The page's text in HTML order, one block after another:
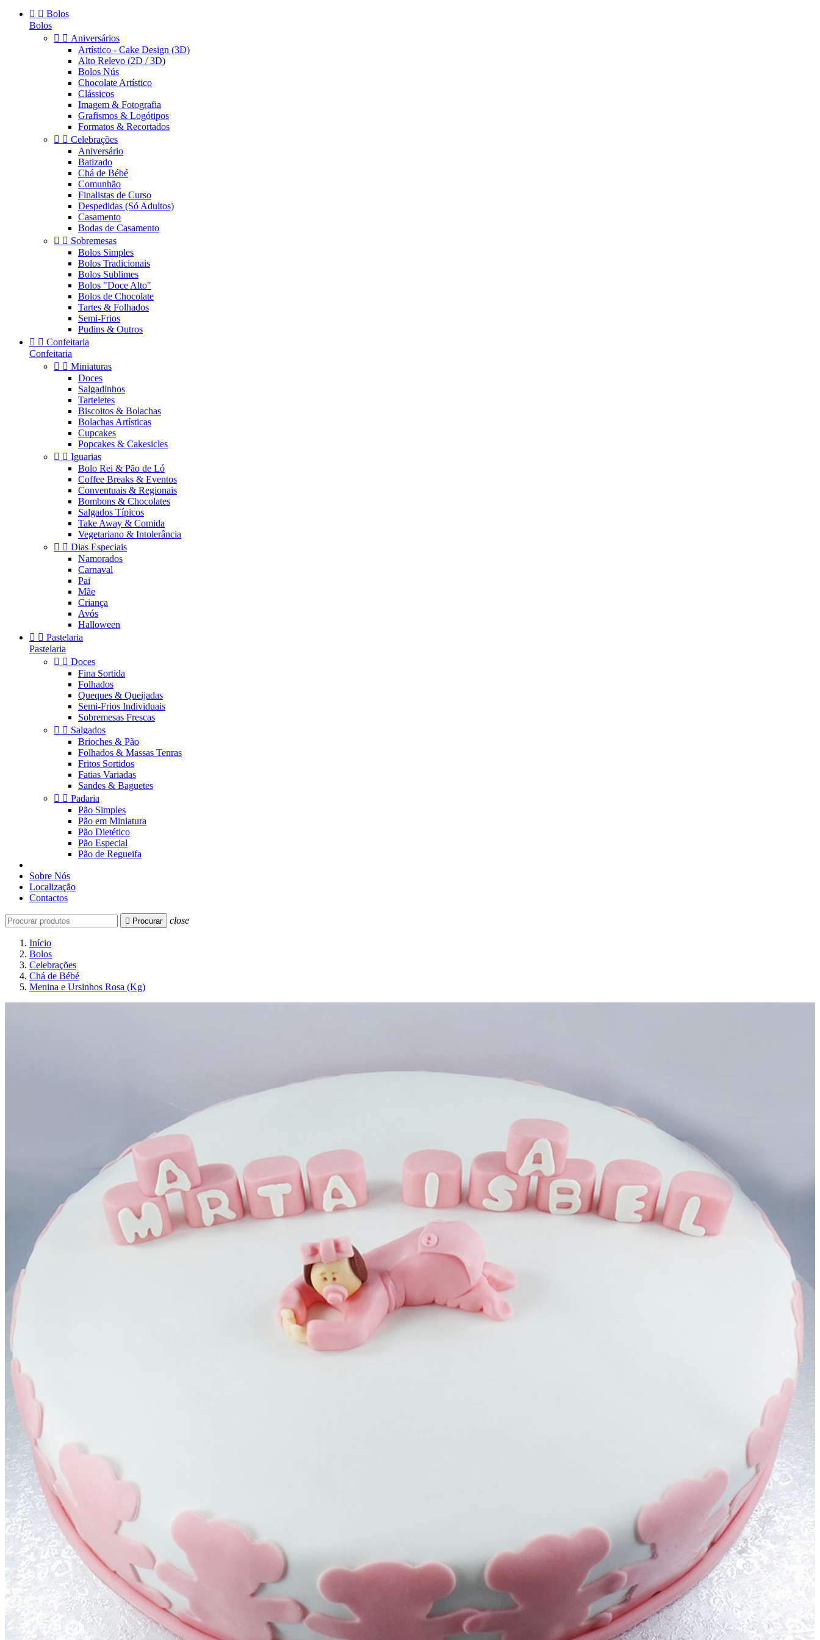
  Bolos
Bolos
  Aniversários
Artístico - Cake Design (3D)
Alto Relevo (2D / 3D)
Bolos Nús
Chocolate Artístico
Clássicos
Imagem & Fotografia
Grafismos & Logótipos
Formatos & Recortados
  Celebrações
Aniversário
Batizado
Chá de Bébé
Comunhão
Finalistas de Curso
Despedidas (Só Adultos)
Casamento
Bodas de Casamento
  Sobremesas
Bolos Simples
Bolos Tradicionais
Bolos Sublimes
Bolos "Doce Alto"
Bolos de Chocolate
Tartes & Folhados
Semi-Frios
Pudins & Outros
  Confeitaria
Confeitaria
  Miniaturas
Doces
Salgadinhos
Tarteletes
Biscoitos & Bolachas
Bolachas Artísticas
Cupcakes
Popcakes & Cakesicles
  Iguarias
Bolo Rei & Pão de Ló
Coffee Breaks & Eventos
Conventuais & Regionais
Bombons & Chocolates
Salgados Típicos
Take Away & Comida
Vegetariano & Intolerância
  Dias Especiais
Namorados
Carnaval
Pai
Mãe
Criança
Avós
Halloween
  Pastelaria
Pastelaria
  Doces
Fina Sortida
Folhados
Queques & Queijadas
Semi-Frios Individuais
Sobremesas Frescas
  Salgados
Brioches & Pão
Folhados & Massas Tenras
Fritos Sortidos
Fatias Variadas
Sandes & Baguetes
  Padaria
Pão Simples
Pão em Miniatura
Pão Dietético
Pão Especial
Pão de Regueifa
Sobre Nós
Localização
Contactos
 Procurar close
Início
Bolos
Celebrações
Chá de Bébé
Menina e Ursinhos Rosa (Kg)